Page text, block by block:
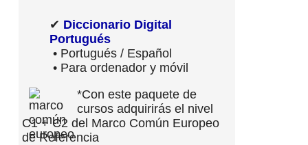
✔ Diccionario Digital
Portugués
• Portugués / Español
• Para ordenador y móvil
*Con este paquete de
cursos adquirirás el nivel
C1 + C2 del Marco Común Europeo
de Referencia